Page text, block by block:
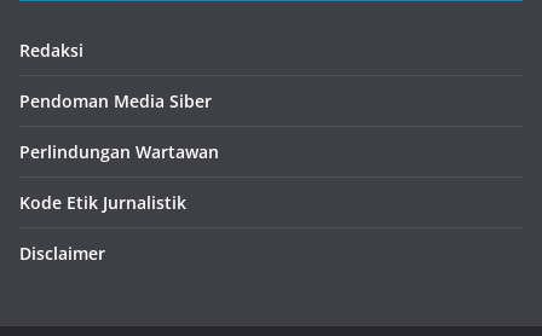
Redaksi
Pendoman Media Siber
Perlindungan Wartawan
Kode Etik Jurnalistik
Disclaimer